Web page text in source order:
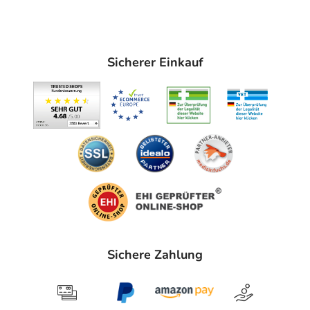
Schwitzen oder Abtrocknen der Haut geht ein Teil der
Schutzwirkung, verloren.
Hinweise
Bleiben Sie nicht zu lange in der Sonne, auch wenn Sie
ein Sonnenschutzmittel aufgetragen haben. Übermäßige
Sonnenbäder sind ernsthaft gesundheitsschädlich.
Meiden Sie die Mittagssonne in der Zeit zwischen 11 und
16 Uhr. Setzen Sie Babys und Kleinkinder keiner direkten
Sonneneinstrahlung aus. Verwenden Sie einen textilen
Augenkontakt vermeiden. Bei Augenkontakt gründlich
Sicherer Einkauf
Sichere Zahlung